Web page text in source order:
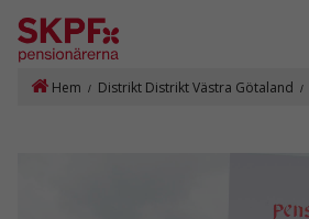
Hem / Distrikt Distrikt Västra Götaland /